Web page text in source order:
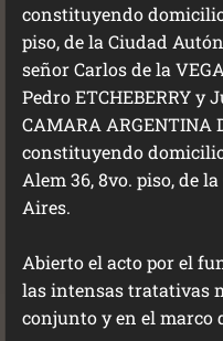
constituyendo
piso, de la Ciudad
señor Carlos de la
Pedro ETCHEBERRY y
CAMARA ARGENTINA
constituyendo
Alem 36, 8vo. piso, de
Aires.
Abierto el acto por el
las intensas tratativas
conjunto y en el marco